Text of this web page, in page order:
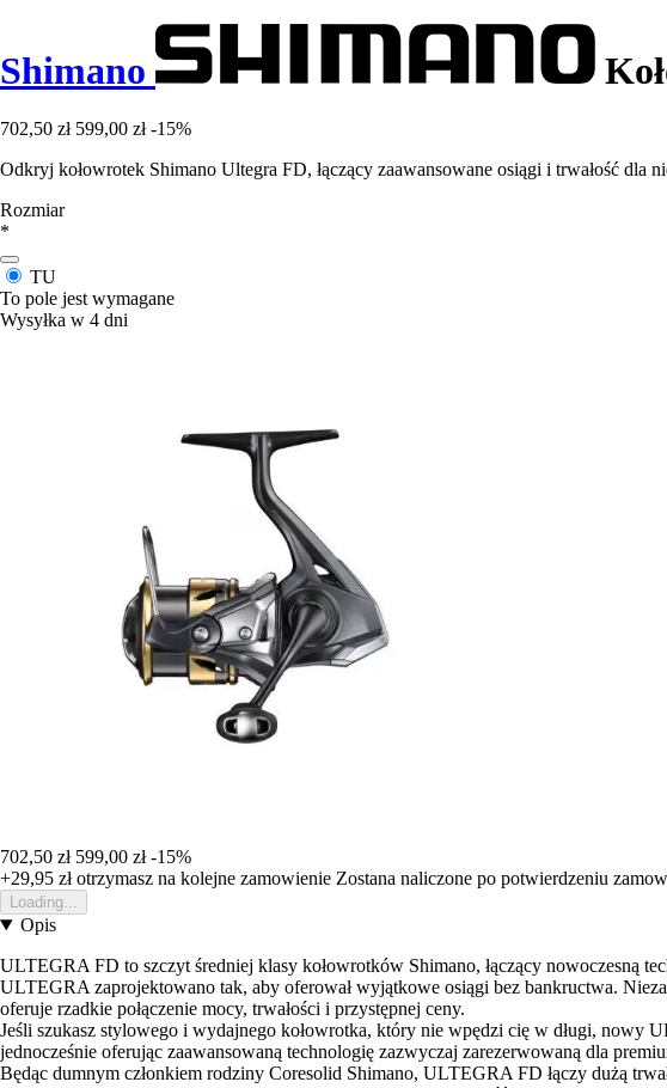
Shimano
702,50 zł 599,00 zł -15%
Odkryj kołowrotek Shimano Ultegra FD, łączący zaawansowane osiągi i trwałość dla
Rozmiar
*
TU
To pole jest wymagane
Wysyłka w 4 dni
702,50 zł 599,00 zł -15%
+29,95 złotrzymasz na kolejne zamowienie Zostana naliczone po potwierdzeniu
Loading...
Opis
ULTEGRA FD to szczyt średniej klasy kołowrotków Shimano, łączący nowoczesną
ULTEGRA zaprojektowano tak, aby oferował wyjątkowe osiągi bez bankructwa.
oferuje rzadkie połączenie mocy, trwałości i przystępnej ceny.
Jeśli szukasz stylowego i wydajnego kołowrotka, który nie wpędzi cię w długi,
jednocześnie oferując zaawansowaną technologię zazwyczaj zarezerwowaną dla
Będąc dumnym członkiem rodziny Coresolid Shimano, ULTEGRA FD łączy dużą